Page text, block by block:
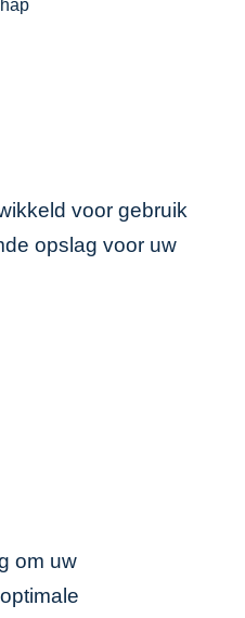
voor gebruik
opslag voor uw
om uw